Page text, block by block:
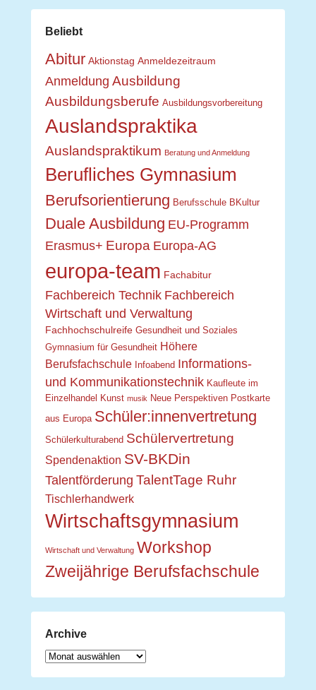
Beliebt
Abitur Aktionstag Anmeldezeitraum
Anmeldung Ausbildung
Ausbildungsberufe Ausbildungsvorbereitung
Auslandspraktika
Auslandspraktikum Beratung und Anmeldung
Berufliches Gymnasium
Berufsorientierung Berufsschule BKultur
Duale Ausbildung EU-Programm
Erasmus+ Europa Europa-AG
europa-team Fachabitur
Fachbereich Technik Fachbereich
Wirtschaft und Verwaltung
Fachhochschulreife Gesundheit und Soziales
Gymnasium für Gesundheit Höhere
Berufsfachschule Infoabend Informations-
und Kommunikationstechnik Kaufleute im
Einzelhandel
Kunst musik Neue Perspektiven Postkarte
aus Europa Schüler:innenvertretung
Schülerkulturabend Schülervertretung
Spendenaktion SV-BKDin
Talentförderung TalentTage Ruhr
Tischlerhandwerk
Wirtschaftsgymnasium
Wirtschaft und Verwaltung Workshop
Zweijährige Berufsfachschule
Archive
Archive